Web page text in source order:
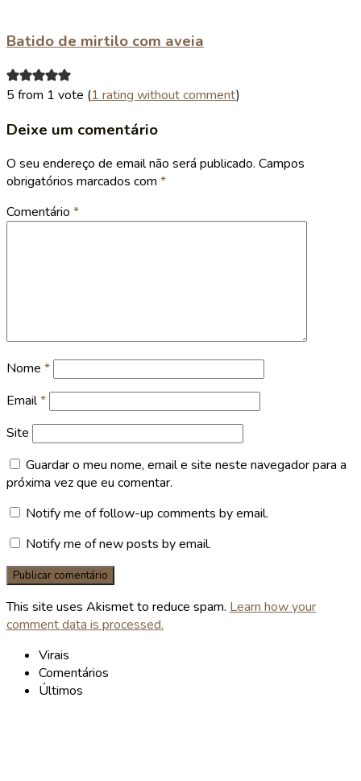
Batido de mirtilo com aveia
5 from 1 vote (1 rating without comment)
Deixe um comentário
O seu endereço de email não será publicado. Campos
obrigatórios marcados com *
Comentário *
Nome *
Email*
Site
Guardar o meu nome, email e site neste navegador para a
próxima vez que eu comentar.
Notify me of follow-up comments by email.
Notify me of new posts by email.
This site uses Akismet to reduce spam. Learn how your
comment data is processed.
Virais
Comentários
Últimos